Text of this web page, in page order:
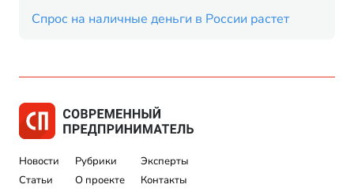
Спрос на наличные деньги в России растет
Новости
Статьи
Рубрики
О проекте
Эксперты
Контакты